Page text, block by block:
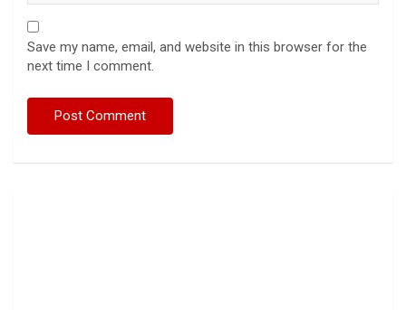
Save my name, email, and website in this browser for the
next time I comment.